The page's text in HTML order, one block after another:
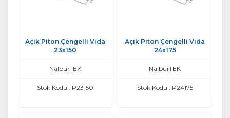
Açık Piton Çengelli Vida
23x150
NalburTEK
Stok Kodu : P23150
Açık Piton Çengelli Vida
24x175
NalburTEK
Stok Kodu : P24175